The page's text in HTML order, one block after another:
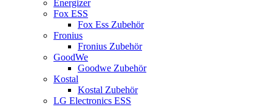
Energizer
Fox ESS
Fox Ess Zubehör
Fronius
Fronius Zubehör
GoodWe
Goodwe Zubehör
Kostal
Kostal Zubehör
LG Electronics ESS